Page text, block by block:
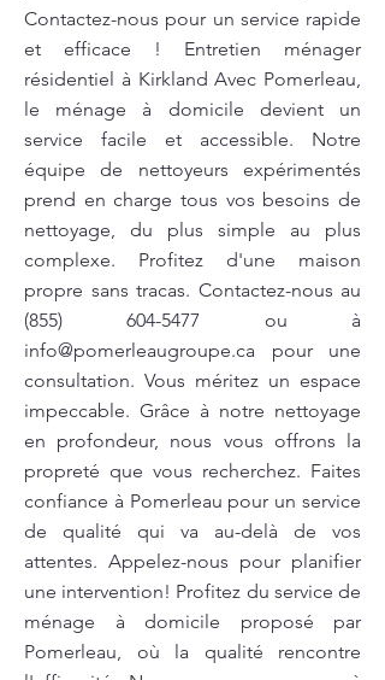
Contactez-nous pour un service rapide
et efficace ! Entretien ménager
résidentiel à Kirkland Avec Pomerleau,
le ménage à domicile devient un
service facile et accessible. Notre
équipe de nettoyeurs expérimentés
prend en charge tous vos besoins de
nettoyage, du plus simple au plus
complexe. Profitez d'une maison
propre sans tracas. Contactez-nous au
(855) 604-5477 ou à
info@pomerleaugroupe.ca pour une
consultation. Vous méritez un espace
impeccable. Grâce à notre nettoyage
en profondeur, nous vous offrons la
propreté que vous recherchez. Faites
confiance à Pomerleau pour un service
de qualité qui va au-delà de vos
attentes. Appelez-nous pour planifier
une intervention! Profitez du service de
ménage à domicile proposé par
Pomerleau, où la qualité rencontre